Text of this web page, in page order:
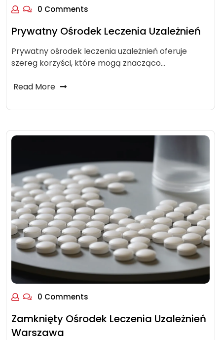
0 Comments
Prywatny Ośrodek Leczenia Uzależnień
Prywatny ośrodek leczenia uzależnień oferuje
szereg korzyści, które mogą znacząco…
Read More
0 Comments
Zamknięty Ośrodek Leczenia Uzależnień
Warszawa